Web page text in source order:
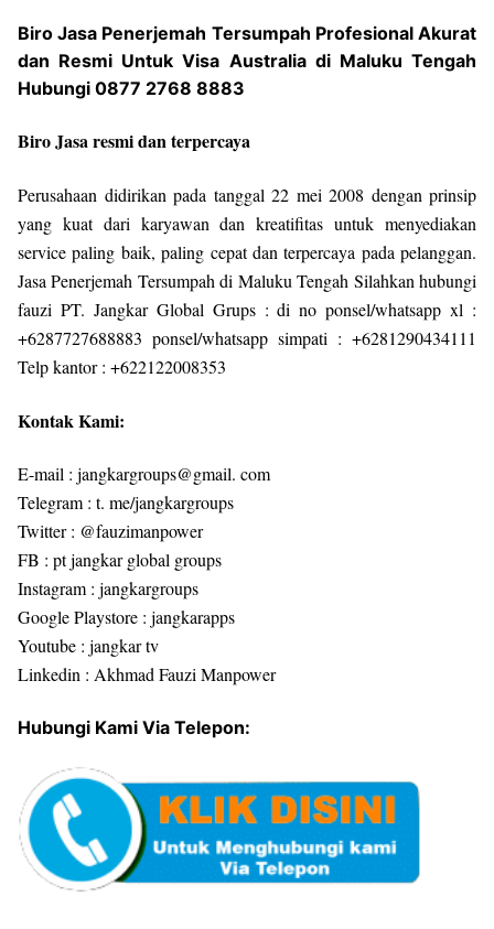
Biro Jasa Penerjemah Tersumpah Profesional Akurat
dan Resmi Untuk Visa Australia di Maluku Tengah
Hubungi 0877 2768 8883
Biro Jasa resmi dan terpercaya
Perusahaan didirikan pada tanggal 22 mei 2008 dengan prinsip
yang kuat dari karyawan dan kreatifitas untuk menyediakan
service paling baik, paling cepat dan terpercaya pada pelanggan.
Jasa Penerjemah Tersumpah di Maluku Tengah Silahkan hubungi
fauzi PT. Jangkar Global Grups : di no ponsel/whatsapp xl :
+6287727688883 ponsel/whatsapp simpati : +6281290434111
Telp kantor : +622122008353
Kontak Kami:
E-mail : jangkargroups@gmail. com
Telegram : t. me/jangkargroups
Twitter : @fauzimanpower
FB : pt jangkar global groups
Instagram : jangkargroups
Google Playstore : jangkarapps
Youtube : jangkar tv
Linkedin : Akhmad Fauzi Manpower
Hubungi Kami Via Telepon: